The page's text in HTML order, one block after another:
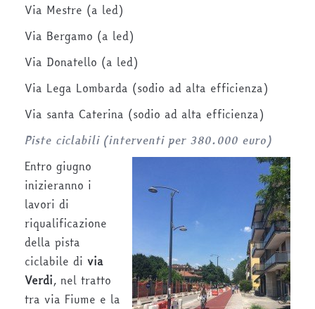
Via Mestre (a led)
Via Bergamo (a led)
Via Donatello (a led)
Via Lega Lombarda (sodio ad alta efficienza)
Via santa Caterina (sodio ad alta efficienza)
Piste ciclabili (interventi per 380.000 euro)
Entro giugno
inizieranno i
lavori di
riqualificazione
della pista
ciclabile di via
Verdi, nel tratto
tra via Fiume e la